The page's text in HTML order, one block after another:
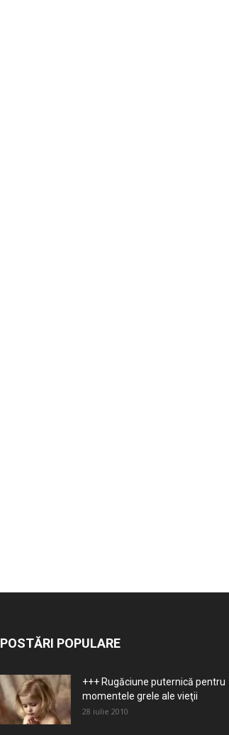
POSTĂRI POPULARE
+++ Rugăciune puternică pentru
momentele grele ale vieţii
28 iulie 2010